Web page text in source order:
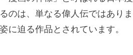
のは、単なる偉人伝ではあり
に迫る作品とされています。